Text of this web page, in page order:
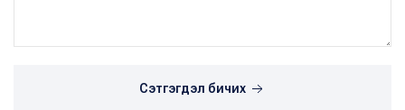
Сэтгэгдэл бичих